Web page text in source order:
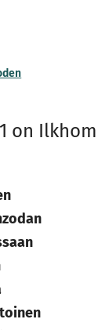
on Ilkhom